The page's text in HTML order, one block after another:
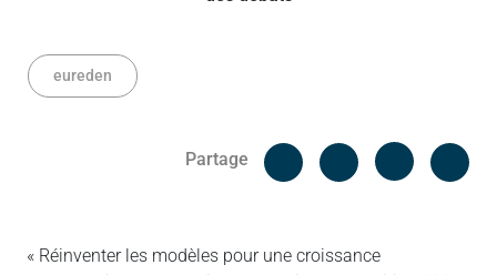
eureden
Partage
Facebook
« Réinventer les modèles pour une croissance